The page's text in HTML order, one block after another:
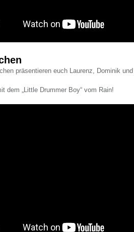
präsentieren euch Laurenz, Dominik
dem „Little Drummer Boy“ vom Rain!